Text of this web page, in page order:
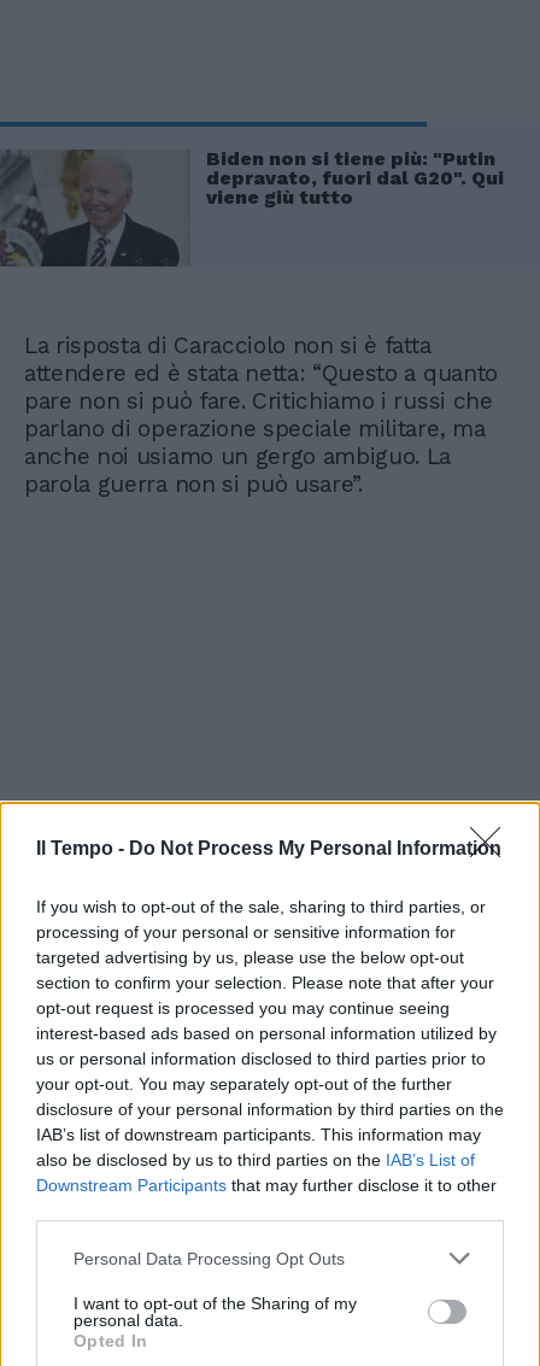
Il Tempo - Do Not Process My Personal Information
If you wish to opt-out of the sale, sharing to third parties, or
processing of your personal or sensitive information for
targeted advertising by us, please use the below opt-out
section to confirm your selection. Please note that after your
opt-out request is processed you may continue seeing
interest-based ads based on personal information utilized by
us or personal information disclosed to third parties prior to
your opt-out. You may separately opt-out of the further
disclosure of your personal information by third parties on the
IAB’s list of downstream participants. This information may
also be disclosed by us to third parties on the IAB’s List of
Downstream Participants that may further disclose it to other
Personal Data Processing Opt Outs
I want to opt-out of the Sharing of my
personal data.
Opted In
Biden non si tiene più: "Putin
depravato, fuori dal G20". Qui
viene giù tutto
La risposta di Caracciolo non si è fatta
attendere ed è stata netta: “Questo a quanto
pare non si può fare. Critichiamo i russi che
parlano di operazione speciale militare, ma
anche noi usiamo un gergo ambiguo. La
parola guerra non si può usare”.